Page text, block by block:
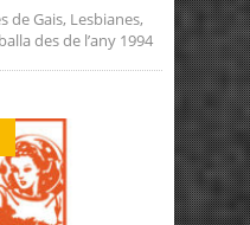
de Gais, Lesbianes,
des de l’any 1994